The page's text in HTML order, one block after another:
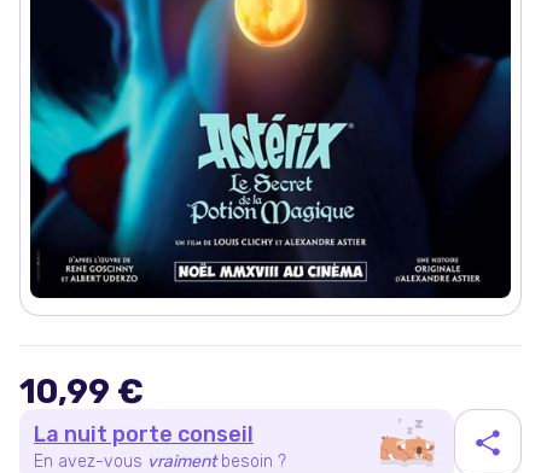
10,99 €
La nuit porte conseil
En avez-vous vraiment besoin ?